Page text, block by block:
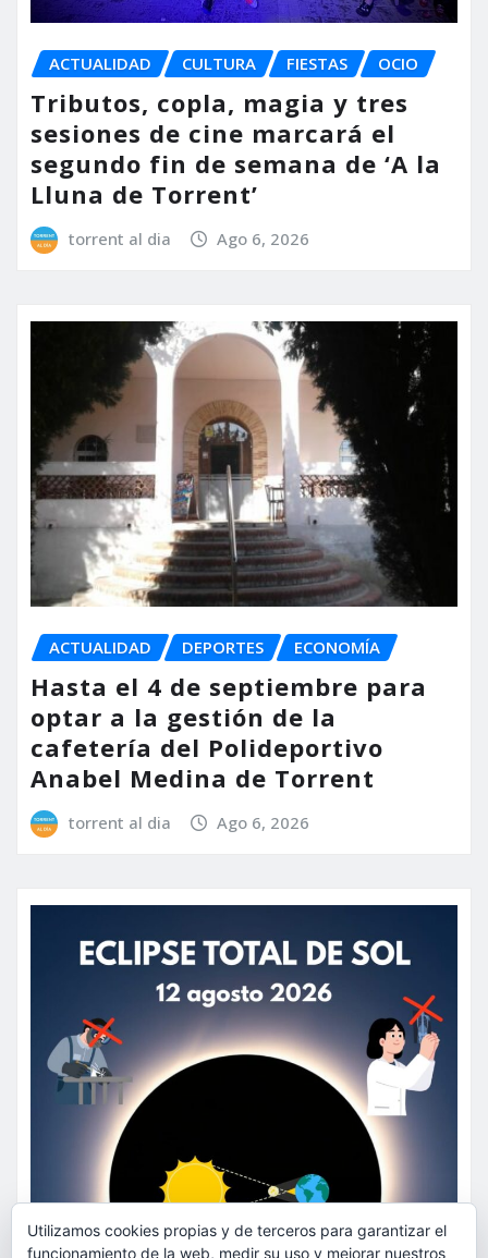
ACTUALIDAD CULTURA FIESTAS OCIO
Tributos, copla, magia y tres
sesiones de cine marcará el
segundo fin de semana de ‘A la
Lluna de Torrent’
torrent al dia Ago 6, 2026
ACTUALIDAD DEPORTES ECONOMÍA
Hasta el 4 de septiembre para
optar a la gestión de la
cafetería del Polideportivo
Anabel Medina de Torrent
torrent al dia Ago 6, 2026
Utilizamos cookies propias y de terceros para garantizar el
funcionamiento de la web, medir su uso y mejorar nuestros